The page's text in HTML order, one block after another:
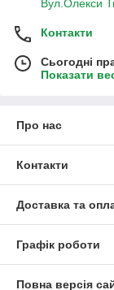
Вул.Олекси
Контакти
Сьогодні
Показати
Про нас
Контакти
Доставка та
Графік роботи
Повна версія